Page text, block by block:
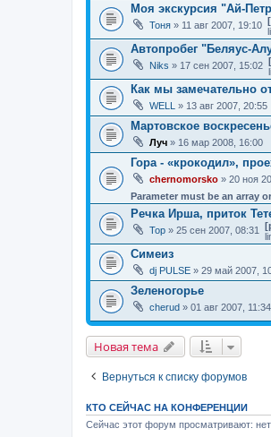
Моя экскурсия "Ай-
Тоня » 11 авг 2007, 19:10
Автопробег "Беляус-
Niks » 17 сен 2007, 15:02
Как мы замечательно
WELL » 13 авг 2007, 20:55
Мартовское
Луч » 16 мар 2008, 16:00
Гора - «крокодил»,
chernomorsko » 20 ноя
Parameter must be an array
Речка Ирша, приток
Тор » 25 сен 2007, 08:31
Симеиз
dj PULSE » 29 май 2007,
Зеленогорье
cherud » 01 авг 2007, 11:34
Новая тема
Вернуться к списку форумов
КТО СЕЙЧАС НА КОНФЕРЕНЦИИ
Сейчас этот форум просматривают: нет